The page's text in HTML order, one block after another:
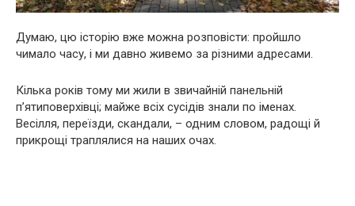
Думаю, цю історію вже можна розповісти: пройшло
чимало часу, і ми давно живемо за різними адресами.
Кілька років тому ми жили в звичайній панельній
п’ятиповерхівці; майже всіх сусідів знали по іменах.
Весілля, переїзди, скандали, – одним словом, радощі й
прикрощі траплялися на наших очах.